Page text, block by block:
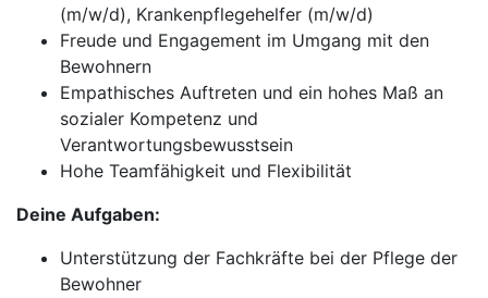
(m/w/d), Krankenpflegehelfer (m/w/d)
Freude und Engagement im Umgang mit den
Bewohnern
Empathisches Auftreten und ein hohes Maß an
sozialer Kompetenz und
Verantwortungsbewusstsein
Hohe Teamfähigkeit und Flexibilität
Deine Aufgaben:
Unterstützung der Fachkräfte bei der Pflege der
Bewohner